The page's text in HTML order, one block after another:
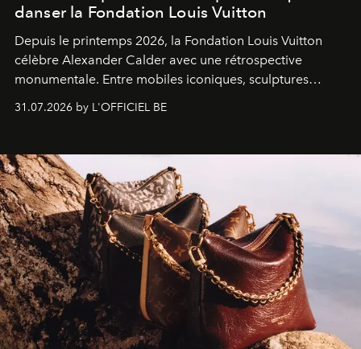
danser la Fondation Louis Vuitton
Depuis le printemps 2026, la Fondation Louis Vuitton
célèbre Alexander Calder avec une rétrospective
monumentale. Entre mobiles iconiques, sculptures
américain investit les espaces imaginés par Frank Gehry
sculpture.
31.07.2026 by L'OFFICIEL BE